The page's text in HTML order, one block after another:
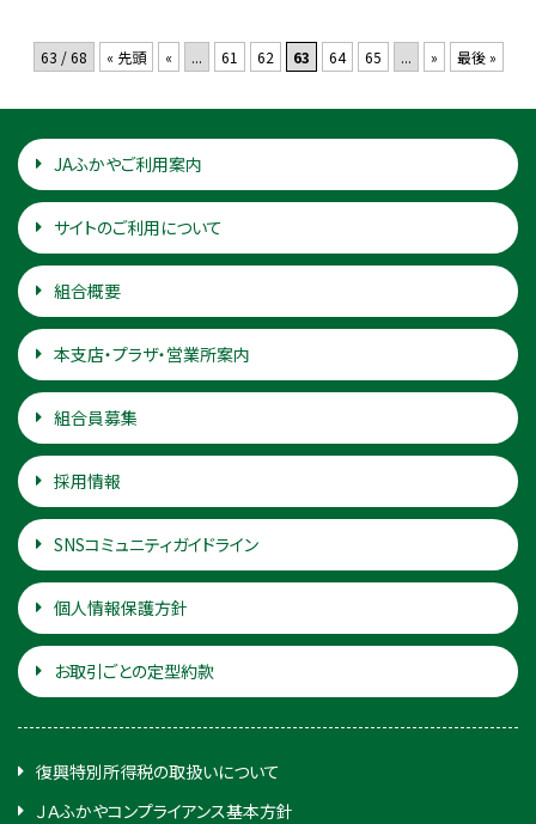
63 / 68 « 先頭 « ... 61 62 63 64 65 ... » 最後 »
JAふかやご利用案内
サイトのご利用について
組合概要
本支店・プラザ・営業所案内
組合員募集
採用情報
SNSコミュニティガイドライン
個人情報保護方針
お取引ごとの定型約款
復興特別所得税の取扱いについて
ＪＡふかやコンプライアンス基本方針